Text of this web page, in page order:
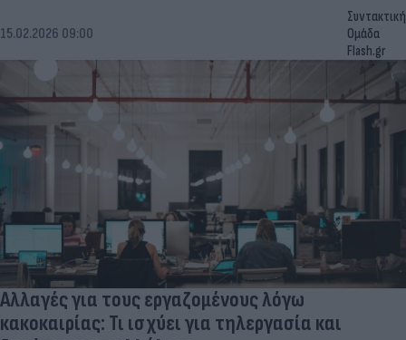
15.02.2026 09:00
Συντακτική
Ομάδα
Flash.gr
Αλλαγές για τους εργαζομένους λόγω
κακοκαιρίας: Τι ισχύει για τηλεργασία και